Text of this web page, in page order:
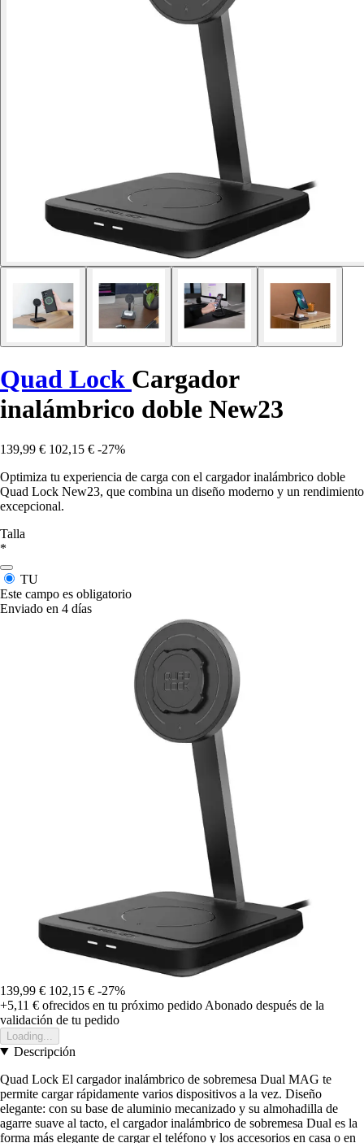
Quad Lock Cargador
inalámbrico doble New23
139,99 € 102,15 € -27%
Optimiza tu experiencia de carga con el cargador inalámbrico doble
Quad Lock New23, que combina un diseño moderno y un rendimiento
excepcional.
Talla
*
TU
Este campo es obligatorio
Enviado en 4 días
139,99 € 102,15 € -27%
+5,11 € ofrecidos en tu próximo pedido Abonado después de la
validación de tu pedido
Loading...
Descripción
Quad Lock El cargador inalámbrico de sobremesa Dual MAG te
permite cargar rápidamente varios dispositivos a la vez. Diseño
elegante: con su base de aluminio mecanizado y su almohadilla de
agarre suave al tacto, el cargador inalámbrico de sobremesa Dual es la
forma más elegante de cargar el teléfono y los accesorios en casa o en